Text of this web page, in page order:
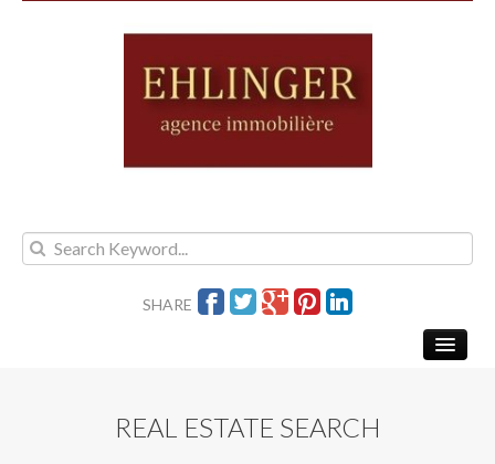
SHARE
SALE
REAL ESTATE SEARCH